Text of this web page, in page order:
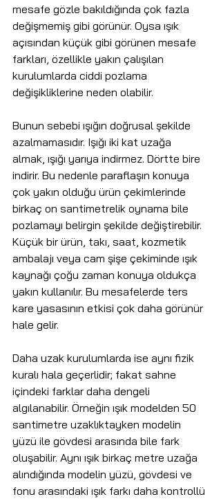
mesafe gözle bakıldığında çok fazla
değişmemiş gibi görünür. Oysa ışık
açısından küçük gibi görünen mesafe
farkları, özellikle yakın çalışılan
kurulumlarda ciddi pozlama
değişikliklerine neden olabilir.
Bunun sebebi ışığın doğrusal şekilde
azalmamasıdır. Işığı iki kat uzağa
almak, ışığı yarıya indirmez. Dörtte bire
indirir. Bu nedenle paraflaşın konuya
çok yakın olduğu ürün çekimlerinde
birkaç on santimetrelik oynama bile
pozlamayı belirgin şekilde değiştirebilir.
Küçük bir ürün, takı, saat, kozmetik
ambalajı veya cam şişe çekiminde ışık
kaynağı çoğu zaman konuya oldukça
yakın kullanılır. Bu mesafelerde ters
kare yasasının etkisi çok daha görünür
hale gelir.
Daha uzak kurulumlarda ise aynı fizik
kuralı hala geçerlidir; fakat sahne
içindeki farklar daha dengeli
algılanabilir. Örneğin ışık modelden 50
santimetre uzaklıktayken modelin
yüzü ile gövdesi arasında bile fark
oluşabilir. Aynı ışık birkaç metre uzağa
alındığında modelin yüzü, gövdesi ve
fonu arasındaki ışık farkı daha kontrollü